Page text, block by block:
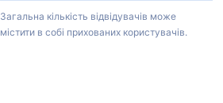
Загальна кількість відвідувачів може
містити в собі прихованих користувачів.